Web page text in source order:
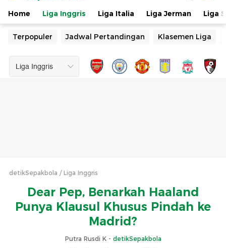
Home Liga Inggris Liga Italia Liga Jerman Liga
Terpopuler Jadwal Pertandingan Klasemen Liga
detikSepakbola Liga Inggris
Dear Pep, Benarkah Haaland
Punya Klausul Khusus Pindah ke
Madrid?
Putra Rusdi K - detikSepakbola